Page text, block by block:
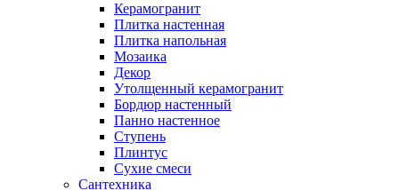
Керамогранит
Плитка настенная
Плитка напольная
Мозаика
Декор
Утолщенный керамогранит
Бордюр настенный
Панно настенное
Ступень
Плинтус
Сухие смеси
Сантехника